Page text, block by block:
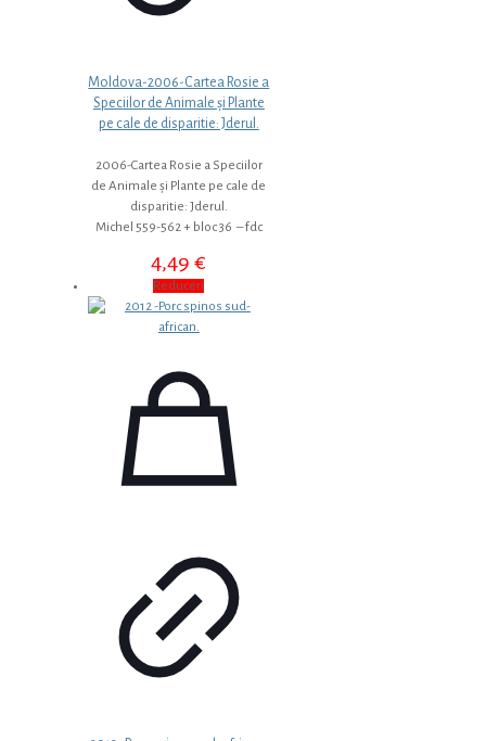
Moldova-2006-Cartea Rosie a
Speciilor de Animale și Plante
pe cale de disparitie: Jderul.
2006-Cartea Rosie a Speciilor
de Animale și Plante pe cale de
disparitie: Jderul.
Michel 559-562 + bloc 36 – fdc
4,49€
Reduceri